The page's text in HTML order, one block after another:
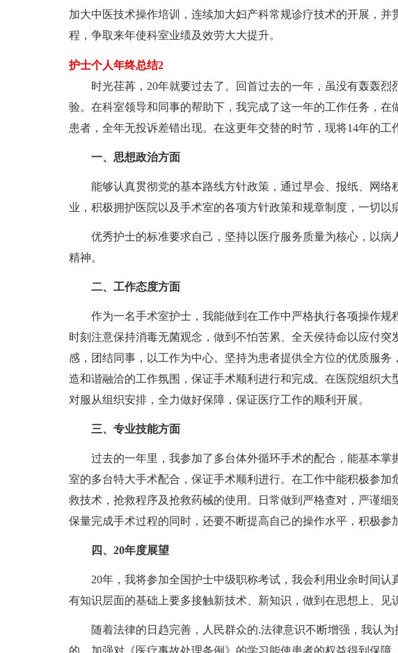
加大中医技术操作培训，连续加大妇产科常规诊疗技术的开展，并
程，争取来年使科室业绩及效劳大大提升。
护士个人年终总结2
时光荏苒，20年就要过去了。回首过去的一年，虽没有轰轰烈
验。在科室领导和同事的帮助下，我完成了这一年的工作任务，在
患者，全年无投诉差错出现。在这更年交替的时节，现将14年的工
一、思想政治方面
能够认真贯彻党的基本路线方针政策，通过早会、报纸、网络
业，积极拥护医院以及手术室的各项方针政策和规章制度，一切以
优秀护士的标准要求自己，坚持以医疗服务质量为核心，以病
精神。
二、工作态度方面
作为一名手术室护士，我能做到在工作中严格执行各项操作规
时刻注意保持消毒无菌观念，做到不怕苦累、全天侯待命以应付
感，团结同事，以工作为中心。坚持为患者提供全方位的优质服务
造和谐融洽的工作氛围，保证手术顺利进行和完成。在医院组织大
对服从组织安排，全力做好保障，保证医疗工作的顺利开展。
三、专业技能方面
过去的一年里，我参加了多台体外循环手术的配合，能基本掌
室的多台特大手术配合，保证手术顺利进行。在工作中能积极参加
救技术，抢救程序及抢救药械的使用。日常做到严格查对，严谨细
保量完成手术过程的同时，还要不断提高自己的操作水平，积极参
四、20年度展望
20年，我将参加全国护士中级职称考试，我会利用业余时间认
有知识层面的基础上要多接触新技术、新知识，做到在思想上、见
随着法律的日趋完善，人民群众的.法律意识不断增强，我认为
的，加强对《医疗事故处理条例》的学习能使患者的权益得到保障